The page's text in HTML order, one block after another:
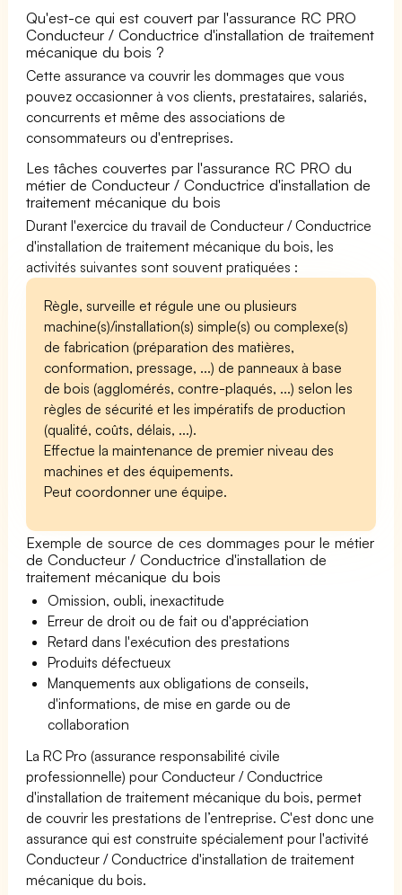
Qu'est-ce qui est couvert par l'assurance RC PRO
Conducteur / Conductrice d'installation de traitement
mécanique du bois ?
Cette assurance va couvrir les dommages que vous
pouvez occasionner à vos clients, prestataires, salariés,
concurrents et même des associations de
consommateurs ou d'entreprises.
Les tâches couvertes par l'assurance RC PRO du
métier de Conducteur / Conductrice d'installation de
traitement mécanique du bois
Durant l'exercice du travail de Conducteur / Conductrice
d'installation de traitement mécanique du bois, les
activités suivantes sont souvent pratiquées :
Règle, surveille et régule une ou plusieurs
machine(s)/installation(s) simple(s) ou complexe(s)
de fabrication (préparation des matières,
conformation, pressage, ...) de panneaux à base
de bois (agglomérés, contre-plaqués, ...) selon les
règles de sécurité et les impératifs de production
(qualité, coûts, délais, ...).
Effectue la maintenance de premier niveau des
machines et des équipements.
Peut coordonner une équipe.
Exemple de source de ces dommages pour le métier
de Conducteur / Conductrice d'installation de
traitement mécanique du bois
Omission, oubli, inexactitude
Erreur de droit ou de fait ou d'appréciation
Retard dans l'exécution des prestations
Produits défectueux
Manquements aux obligations de conseils,
d'informations, de mise en garde ou de
collaboration
La RC Pro (assurance responsabilité civile
professionnelle) pour Conducteur / Conductrice
d'installation de traitement mécanique du bois, permet
de couvrir les prestations de l’entreprise. C'est donc une
assurance qui est construite spécialement pour l'activité
Conducteur / Conductrice d'installation de traitement
mécanique du bois.